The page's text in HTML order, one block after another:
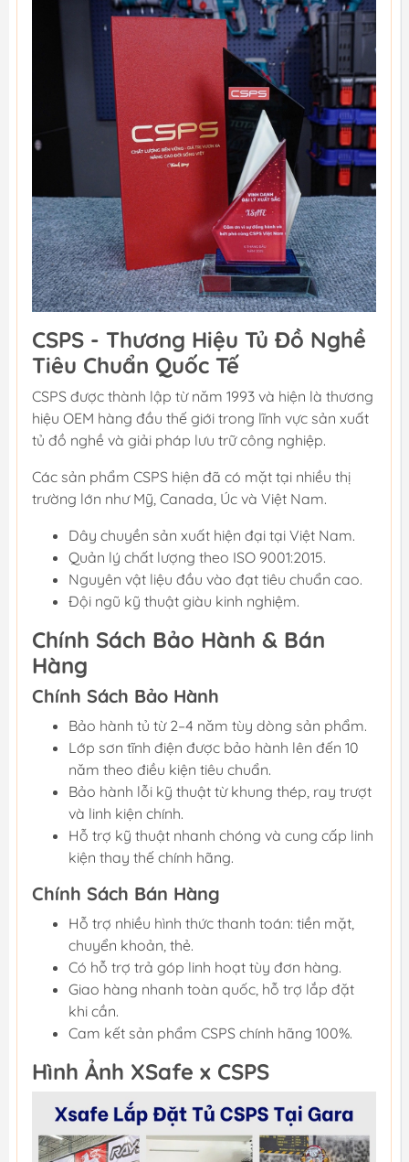
CSPS - Thương Hiệu Tủ Đồ Nghề
Tiêu Chuẩn Quốc Tế
CSPS được thành lập từ năm 1993 và hiện là thương
hiệu OEM hàng đầu thế giới trong lĩnh vực sản xuất
tủ đồ nghề và giải pháp lưu trữ công nghiệp.
Các sản phẩm CSPS hiện đã có mặt tại nhiều thị
trường lớn như Mỹ, Canada, Úc và Việt Nam.
Dây chuyền sản xuất hiện đại tại Việt Nam.
Quản lý chất lượng theo ISO 9001:2015.
Nguyên vật liệu đầu vào đạt tiêu chuẩn cao.
Đội ngũ kỹ thuật giàu kinh nghiệm.
Chính Sách Bảo Hành & Bán
Hàng
Chính Sách Bảo Hành
Bảo hành tủ từ 2–4 năm tùy dòng sản phẩm.
Lớp sơn tĩnh điện được bảo hành lên đến 10
năm theo điều kiện tiêu chuẩn.
Bảo hành lỗi kỹ thuật từ khung thép, ray trượt
và linh kiện chính.
Hỗ trợ kỹ thuật nhanh chóng và cung cấp linh
kiện thay thế chính hãng.
Chính Sách Bán Hàng
Hỗ trợ nhiều hình thức thanh toán: tiền mặt,
chuyển khoản, thẻ.
Có hỗ trợ trả góp linh hoạt tùy đơn hàng.
Giao hàng nhanh toàn quốc, hỗ trợ lắp đặt
khi cần.
Cam kết sản phẩm CSPS chính hãng 100%.
Hình Ảnh XSafe x CSPS